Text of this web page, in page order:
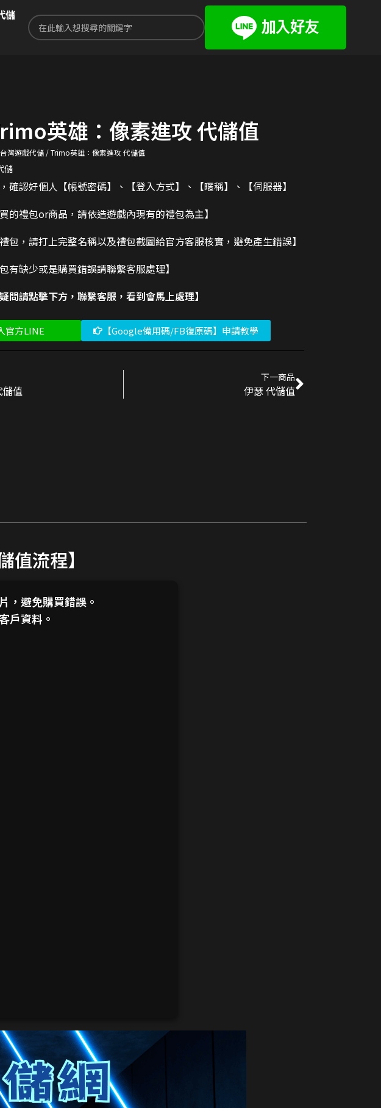
儲
英雄：像素進攻 代儲值
台灣遊戲代儲 Trimo英雄：像素進攻 代儲值
儲
確認好個人【帳號密碼】、【登入方式】、【暱稱】、【伺服器】
的禮包or商品，請依造遊戲內現有的禮包為主】
禮包，請打上完整名稱以及禮包截圖給官方客服核實，避免產生錯誤】
有缺少或是購買錯誤請聯繫客服處理】
問請點擊下方，聯繫客服，看到會馬上處理】
官方LINE 【Google備用碼/FB復原碼】申請教學
儲值
下一商品
伊瑟 代儲值
值流程】
，避免購買錯誤。
戶資料。